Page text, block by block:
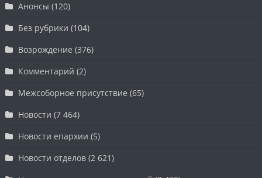
Анонсы (120)
Без рубрики (104)
Возрождение (376)
Комментарий (2)
Межсоборное присутствие (65)
Новости (7 464)
Новости епархии (5)
Новости отделов (2 621)